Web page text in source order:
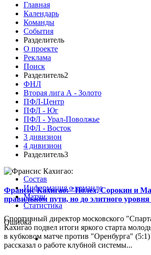
Главная
Календарь
Команды
События
Разделитель
О проекте
Реклама
Поиск
Разделитель2
ФНЛ
Вторая лига А - Золото
ПФЛ-Центр
ПФЛ - Юг
ПФЛ - Урал-Поволжье
ПФЛ - Восток
3 дивизион
4 дивизион
Разделитель3
Франсис Кахигао: "Полех, Сорокин и
правильном пути, но до элитного
Спортивный директор московского
Кахигао подвел итоги яркого старта
в кубковом матче против "Оренбурга"
рассказал о работе клубной системы...
Состав
Информация о команде
Матчи
Статистика
Ошибка